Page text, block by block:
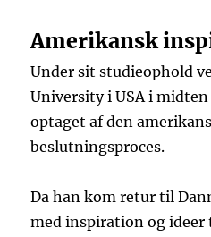
Amerikansk
Under sit studieophold
University i USA i midten
optaget af den
beslutningsproces.
Da han kom retur til
med inspiration og ideer